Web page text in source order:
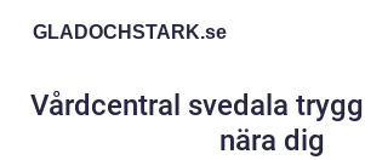
GLADOCHSTARK.se
Vårdcentral svedala
nära dig